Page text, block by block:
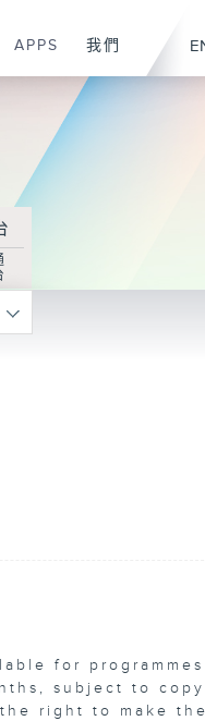
APPS 我們
for programmes
subject to
right to make